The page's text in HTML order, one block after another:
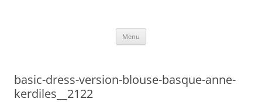
Menu
basic-dress-version-blouse-basque-anne-
kerdiles__2122